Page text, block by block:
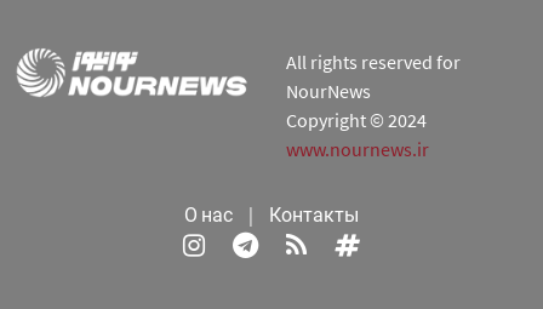
All rights reserved for
NourNews
Copyright © 2024
www.nournews.ir
О нас | Контакты